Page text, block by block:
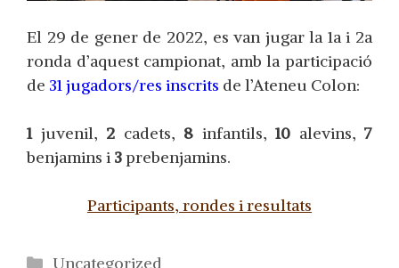
El 29 de gener de 2022, es van jugar la 1a i 2a
ronda d’aquest campionat, amb la participació
de 31 jugadors/res inscrits de l’Ateneu Colon:
1juvenil, 2 cadets, 8 infantils, 10 alevins, 7
benjamins i 3prebenjamins.
Participants, rondes i resultats
Categorías
Uncategorized